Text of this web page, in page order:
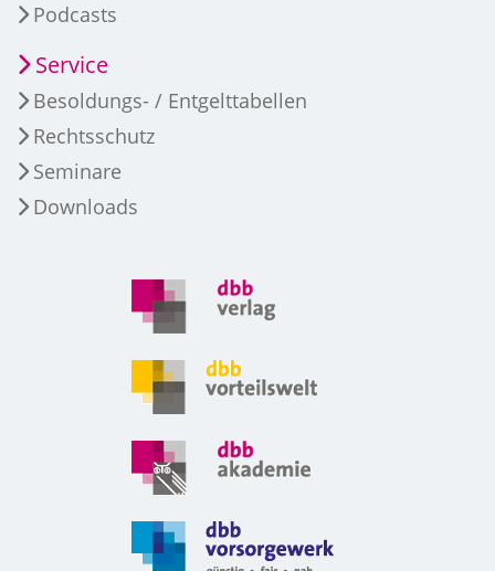
Podcasts
Service
Besoldungs- / Entgelttabellen
Rechtsschutz
Seminare
Downloads